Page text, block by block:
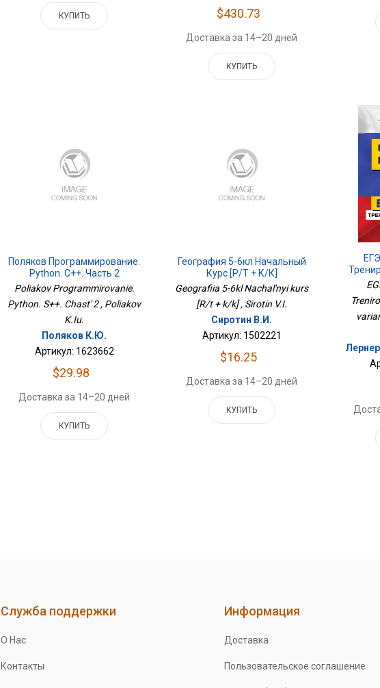
КУПИТЬ $430.73
Доставка за 14–20 дней
КУПИТЬ
Поляков Программирование.
Python. С++. Часть 2
Poliakov Programmirovanie.
Python. S++. Chast' 2 , Poliakov
K.Iu.
Поляков К.Ю.
Артикул: 1623662
$29.98
Доставка за 14–20 дней
КУПИТЬ
География 5-6кл Начальный
Курс [Р/т + К/к]
Geografiia 5-6kl Nachal'nyi kurs
[R/t + k/k] , Sirotin V.I.
Сиротин В.И.
Артикул: 1502221
$16.25
Доставка за 14–20 дней
КУПИТЬ
Служба поддержки
О Нас
Контакты
Информация
Доставка
Пользовательское соглашение